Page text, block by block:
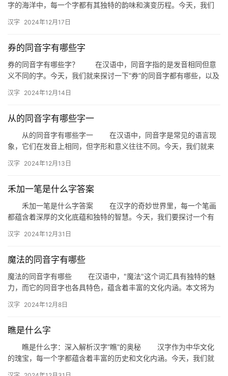
字的海洋中，每一个字都有其独特的韵味和演变历程。今天，我们
字…
汉字 2024年12月17日
券的同音字有哪些字
券的同音字有哪些字？ 在汉语中，同音字指的是发音相同但意
义不同的字。今天，我们就来探讨一下“券”的同音字都有哪些，以及
汉字 2024年12月14日
从的同音字有哪些字一
从的同音字有哪些字一 在汉语中，同音字是常见的语言现
象，它们在发音上相同，但字形和意义往往不同。今天，我们就来
如…
汉字 2024年12月13日
禾加一笔是什么字答案
禾加一笔是什么字答案 在汉字的奇妙世界里，每一个笔画
都蕴含着深厚的文化底蕴和独特的智慧。今天，我们要探讨一个有
构…
汉字 2024年12月31日
魔法的同音字有哪些
魔法的同音字有哪些 在汉语中，"魔法"这个词汇具有独特的魅
力，而它的同音字也各具特色，蕴含着丰富的文化内涵。本文将为
汉字 2024年12月8日
瞧是什么字
瞧是什么字：深入解析汉字“瞧”的奥秘 汉字作为中华文化
的瑰宝，每一个字都蕴含着丰富的历史和文化内涵。今天，我们就